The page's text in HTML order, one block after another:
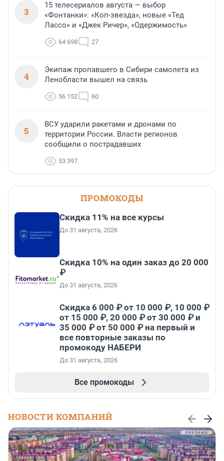
3
15 телесериалов августа — выбор
«Фонтанки»: «Коп-звезда», новые «Тед
Лассо» и «Джек Ричер», «Одержимость»
64 698 27
4
Экипаж пропавшего в Сибири самолета из
Ленобласти вышел на связь
56 152 60
5
ВСУ ударили ракетами и дронами по
территории России. Власти регионов
сообщили о пострадавших
53 397
ПРОМОКОДЫ
Скидка 11% на все курсы
До 31 августа, 2026
Скидка 10% на один заказ до 20 000
₽
До 31 августа, 2026
Скидка 6 000 ₽ от 10 000 ₽, 10 000 ₽
от 15 000 ₽, 20 000 ₽ от 30 000 ₽ и
35 000 ₽ от 50 000 ₽ на первый и
все повторные заказы по
промокоду НАБЕРИ
До 31 августа, 2026
Все промокоды
НОВОСТИ КОМПАНИЙ